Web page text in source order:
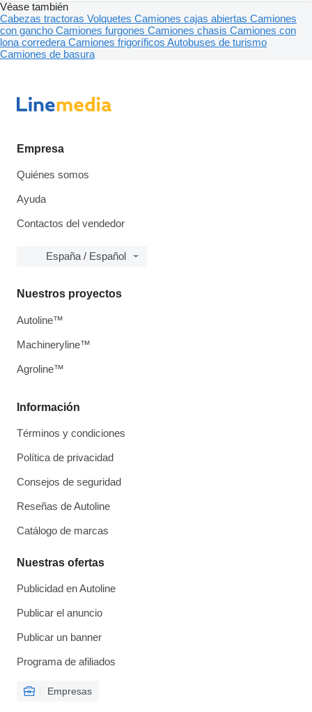
Véase también
Cabezas tractoras Volquetes Camiones cajas abiertas Camiones
con gancho Camiones furgones Camiones chasis Camiones con
lona corredera Camiones frigoríficos Autobuses de turismo
Camiones de basura
Empresa
Quiénes somos
Ayuda
Contactos del vendedor
España / Español
Información
Términos y condiciones
Política de privacidad
Consejos de seguridad
Reseñas de Autoline
Catálogo de marcas
Nuestras ofertas
Publicidad en Autoline
Publicar el anuncio
Publicar un banner
Programa de afiliados
Empresas
Nuestros proyectos
Autoline™
Machineryline™
Agroline™